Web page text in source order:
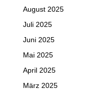
August 2025
Juli 2025
Juni 2025
Mai 2025
April 2025
März 2025